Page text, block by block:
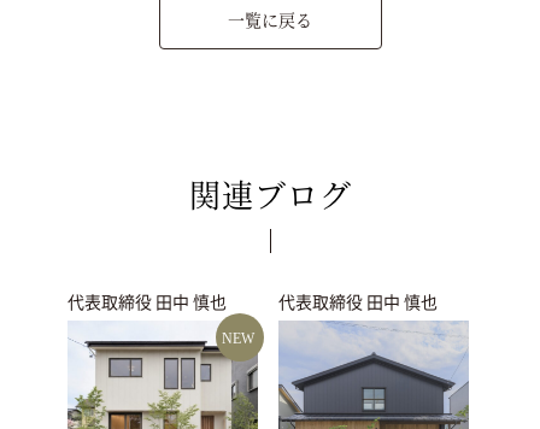
一覧に戻る
関連ブログ
代表取締役 田中 慎也
NEW
代表取締役 田中 慎也